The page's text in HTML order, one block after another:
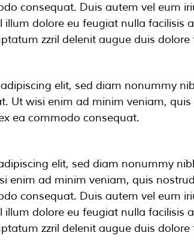
consequat. Duis autem vel eum
dolore eu feugiat nulla facilisis
zzril delenit augue duis
elit, sed diam nonummy
Ut wisi enim ad minim veniam,
ea commodo consequat.
elit, sed diam nonummy
enim ad minim veniam, quis
consequat. Duis autem vel eum
dolore eu feugiat nulla facilisis
zzril delenit augue duis